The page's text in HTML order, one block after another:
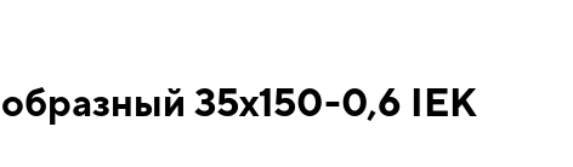
образный 35х150-0,6 IEK